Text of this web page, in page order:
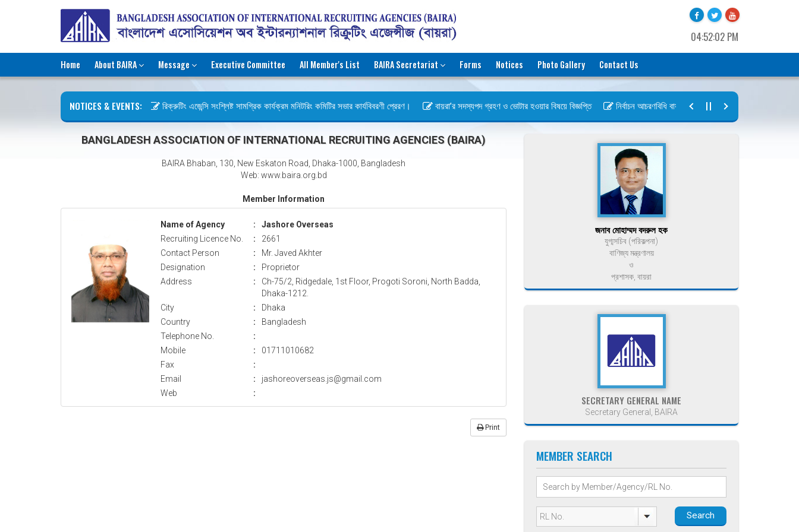
04:52:02 PM
Home About BAIRA Message Executive Committee All Member's List BAIRA Secretariat Forms Notices Photo Gallery Contact Us
NOTICES & EVENTS: রিক্রুটিং এজেন্সি সংশ্লিষ্ট সামগ্রিক কার্যক্রম মনিটরিং কমিটির সভার কার্যবিবরণী প্রেরণ। বায়রা’র সদস্যপদ গ্রহণ ও ভোটার হওয়ার বিষয়ে বিজ্ঞপ্তি নির্বাচন আচরণবিধি বায়রা ২০২৬-২০২৮
BANGLADESH ASSOCIATION OF INTERNATIONAL RECRUITING AGENCIES (BAIRA)
BAIRA Bhaban, 130, New Eskaton Road, Dhaka-1000, Bangladesh
Web: www.baira.org.bd
Member Information
Name of Agency :
Jashore Overseas
Recruiting Licence No.
:
2661
Contact Person
:
Mr. Javed Akhter
Designation
:
Proprietor
Address
:
Ch-75/2, Ridgedale, 1st Floor, Progoti Soroni, North Badda,
Dhaka-1212.
City
:
Dhaka
Country
:
Bangladesh
Telephone No.
:
Mobile
:
01711010682
Fax
:
Email
:
jashoreoverseas.js@gmail.com
Web
:
Print
জনাব মোহাম্মদ বদরুল হক
যুগ্মসচিব (পরিকল্পনা)
বাণিজ্য মন্ত্রণালয়
ও
প্রশাসক, বায়রা
SECRETARY GENERAL NAME
Secretary General, BAIRA
MEMBER SEARCH
Search